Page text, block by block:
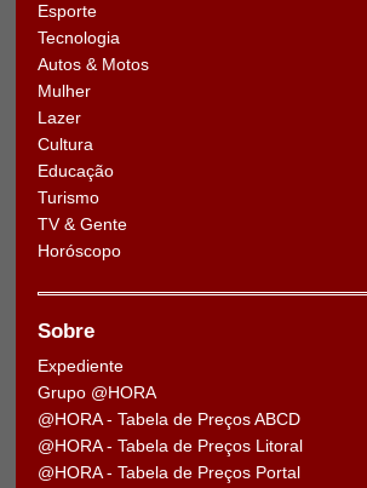
Esporte
Tecnologia
Autos & Motos
Mulher
Lazer
Cultura
Educação
Turismo
TV & Gente
Horóscopo
Sobre
Expediente
Grupo @HORA
@HORA - Tabela de Preços ABCD
@HORA - Tabela de Preços Litoral
@HORA - Tabela de Preços Portal